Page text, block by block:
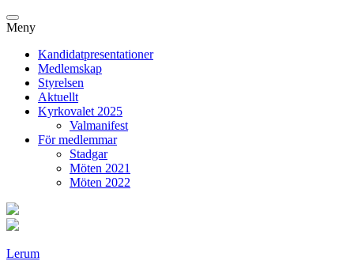
Meny
Kandidatpresentationer
Medlemskap
Styrelsen
Aktuellt
Kyrkovalet 2025
Valmanifest
För medlemmar
Stadgar
Möten 2021
Möten 2022
Lerum